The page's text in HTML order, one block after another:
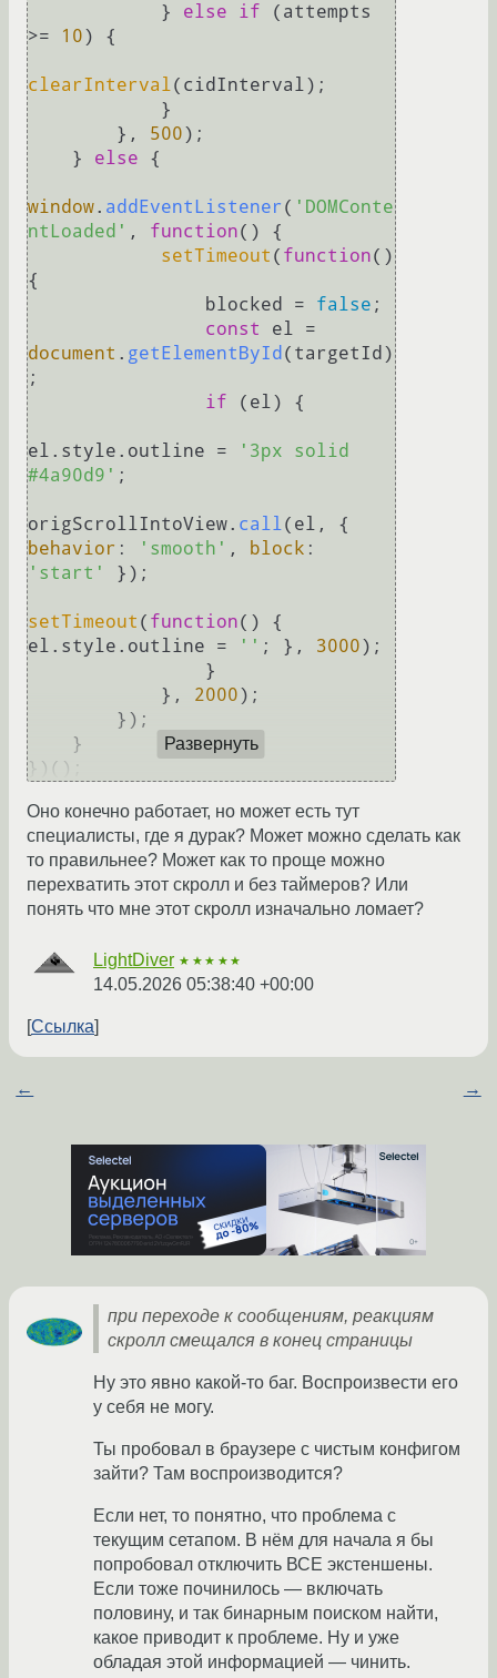
            }
else if (attempts
>=
10) {
clearInterval(cidInterval);
        },
500);
    }
else {
window. addEventListener ( 'DOMConte
ntLoaded' , function( ) {
setTimeout ( function( )
{
                blocked =
false ;
const
document . getElementById (targetId)
;
if (el) {
el. style . outline =
'3px solid
#4a90d9' ;
origScrollIntoView. call
behavior : 'smooth' , block
'start'
});
setTimeout ( function( ) {
el. style . outline = '' ; }, 3000);
            },
2000);
Развернуть
Оно конечно работает, но может есть тут
специалисты, где я дурак? Может можно сделать как
то правильнее? Может как то проще можно
перехватить этот скролл и без таймеров? Или
понять что мне этот скролл изначально ломает?
LightDiver ★★★★★
14.05.2026 05:38:40 +00:00
Ссылка
← →
при переходе к сообщениям, реакциям
скролл смещался в конец страницы
Ну это явно какой-то баг. Воспроизвести его
у себя не могу.
Ты пробовал в браузере с чистым конфигом
зайти? Там воспроизводится?
Если нет, то понятно, что проблема с
текущим сетапом. В нём для начала я бы
попробовал отключить ВСЕ экстеншены.
Если тоже починилось — включать
половину, и так бинарным поиском найти,
какое приводит к проблеме. Ну и уже
обладая этой информацией — чинить.